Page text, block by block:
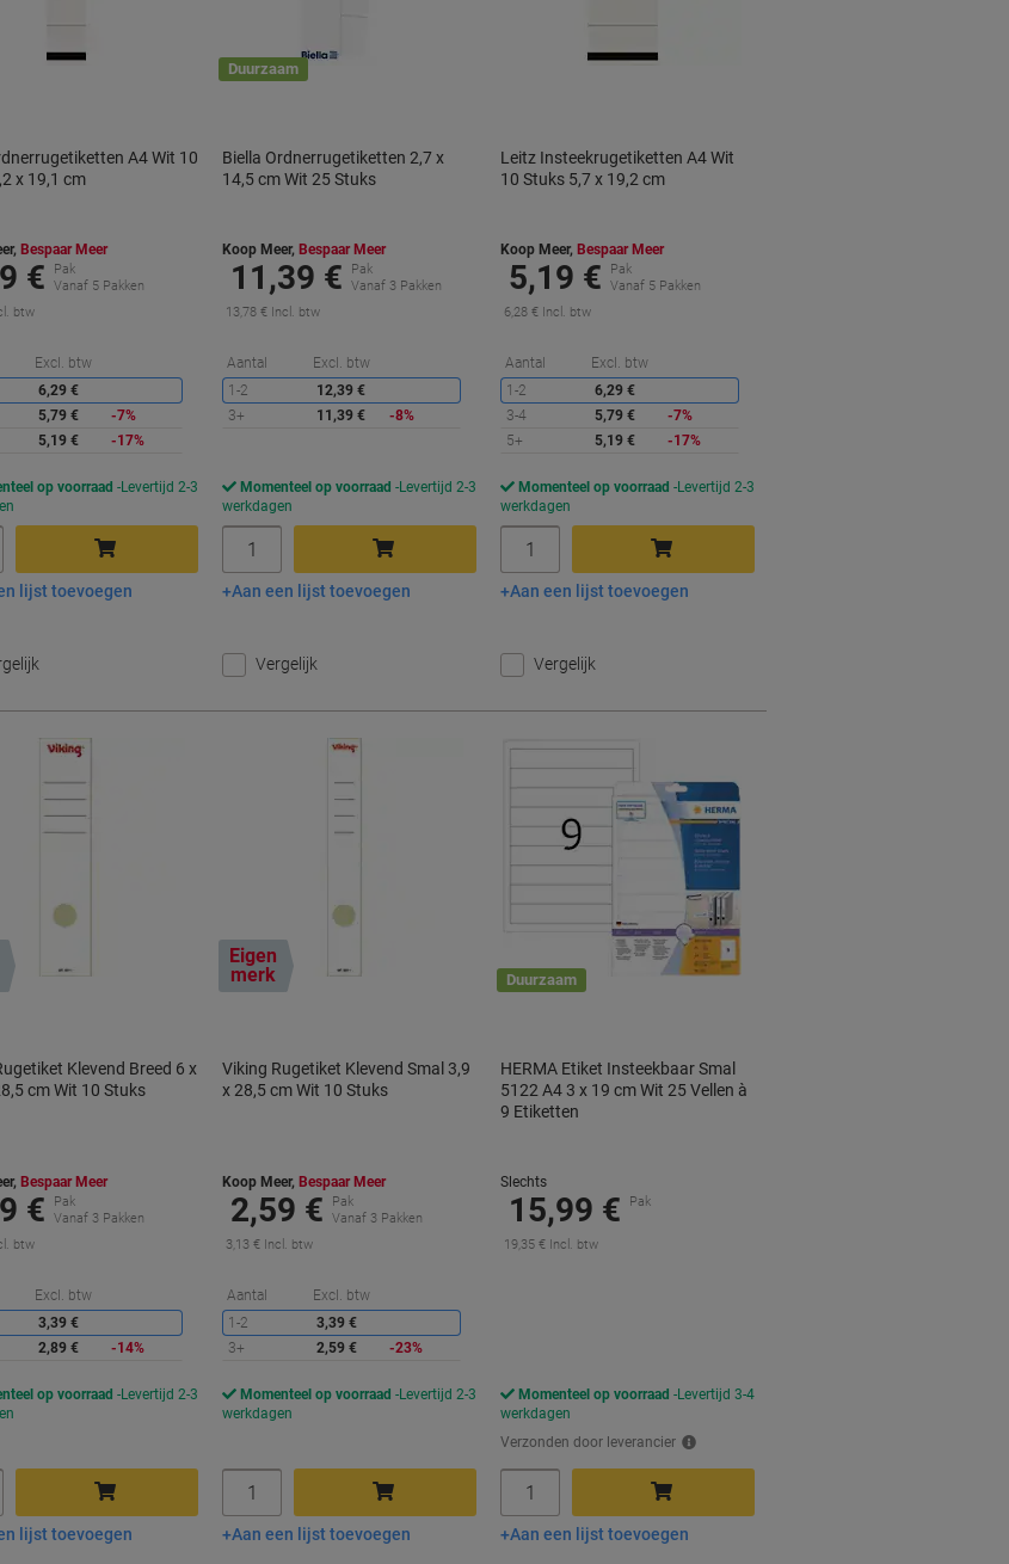
A4 Wit 10
x 19,1 cm
Bespaar Meer
€
Pak
Vanaf 5 Pakken
btw
Excl. btw
Korting
6,29 €
5,79 €
-7%
5,19 € -17%
op voorraad
Levertijd 2-3
In winkelwagen
lijst toevoegen
Duurzaam
Biella Ordnerrugetiketten 2,7 x
14,5 cm Wit 25 Stuks
Koop Meer, Bespaar Meer
11,39 €
Pak
Vanaf 3 Pakken
13,78 € Incl. btw
Aantal Excl. btw
Korting
1-2
12,39 €
3+
11,39 € -8%
Momenteel op voorraad
Levertijd 2-3
werkdagen
In winkelwagen
Aan een lijst toevoegen
Vergelijk
Leitz Insteekrugetiketten A4 Wit
10 Stuks 5,7 x 19,2 cm
Koop Meer, Bespaar Meer
5,19 €
Pak
Vanaf 5 Pakken
6,28 € Incl. btw
Aantal Excl. btw
1-2
6,29 €
3-4
5,79 €
-7%
5+
5,19 € -17%
Momenteel op voorraad
Levertijd 2-3
werkdagen
In winkelwagen
Aan een lijst toevoegen
Vergelijk
Klevend Breed 6 x
cm Wit 10 Stuks
Bespaar Meer
€
Pak
Vanaf 3 Pakken
btw
Excl. btw
Korting
3,39 €
2,89 € -14%
op voorraad
Levertijd 2-3
In winkelwagen
lijst toevoegen
Eigen
merk
Viking Rugetiket Klevend Smal 3,9
x 28,5 cm Wit 10 Stuks
Koop Meer, Bespaar Meer
2,59 €
Pak
Vanaf 3 Pakken
3,13 € Incl. btw
Aantal Excl. btw
1-2
3,39 €
3+
2,59 € -23%
Momenteel op voorraad
Levertijd 2-3
werkdagen
In winkelwagen
Aan een lijst toevoegen
Duurzaam
HERMA Etiket Insteekbaar Smal
5122 A4 3 x 19 cm Wit 25 Vellen à
9 Etiketten
Slechts
15,99 € Pak
19,35 € Incl. btw
Momenteel op voorraad
Levertijd 3-4
werkdagen
Verzonden door leverancier
In winkelwagen
Aan een lijst toevoegen